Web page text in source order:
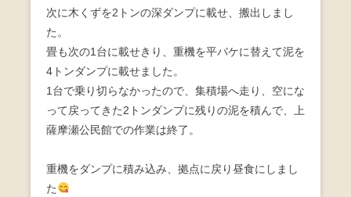
次に木くずを2トンの深ダンプに載せ、搬出しまし
た。
畳も次の1台に載せきり、重機を平バケに替えて泥を
4トンダンプに載せました。
1台で乗り切らなかったので、集積場へ走り、空にな
って戻ってきた2トンダンプに残りの泥を積んで、上
薩摩瀬公民館での作業は終了。
重機をダンプに積み込み、拠点に戻り昼食にしまし
た